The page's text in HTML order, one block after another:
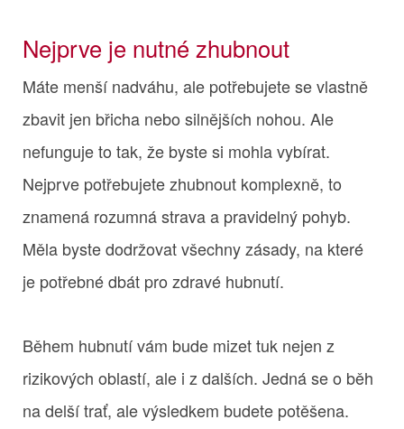
Nejprve je nutné zhubnout
Máte menší nadváhu, ale potřebujete se vlastně
zbavit jen břicha nebo silnějších nohou. Ale
nefunguje to tak, že byste si mohla vybírat.
Nejprve potřebujete zhubnout komplexně, to
znamená rozumná strava a pravidelný pohyb.
Měla byste dodržovat všechny zásady, na které
je potřebné dbát pro zdravé hubnutí.
Během hubnutí vám bude mizet tuk nejen z
rizikových oblastí, ale i z dalších. Jedná se o běh
na delší trať, ale výsledkem budete potěšena.